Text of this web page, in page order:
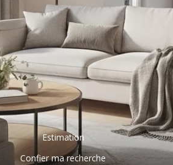
Estimation
Confier ma recherche